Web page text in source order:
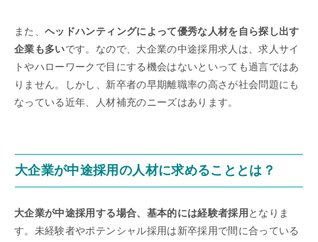
また、ヘッドハンティングによって優秀な人材を自ら探し出す
企業も多いです。なので、大企業の中途採用求人は、求人サイ
トやハローワークで目にする機会はないといっても過言ではあ
りません。しかし、新卒者の早期離職率の高さが社会問題にも
なっている近年、人材補充のニーズはあります。
大企業が中途採用の人材に求めることとは？
大企業が中途採用する場合、基本的には経験者採用 となりま
す。未経験者やポテンシャル採用は新卒採用で間に合っている